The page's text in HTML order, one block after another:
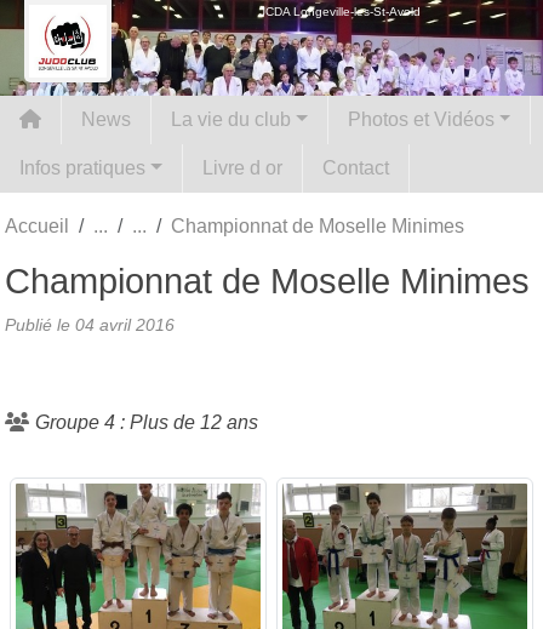
JCDA Longeville-les-St-Avold
News La vie du club Photos et Vidéos
Infos pratiques Livre d or Contact
Accueil Championnat de Moselle Minimes
Championnat de Moselle Minimes
Publié le 04 avril 2016
Groupe 4 : Plus de 12 ans
Panneau de gestion des cookies